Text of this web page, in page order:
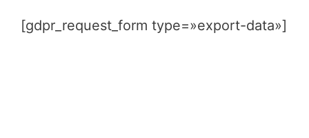
[gdpr_request_form type=»export-data»]